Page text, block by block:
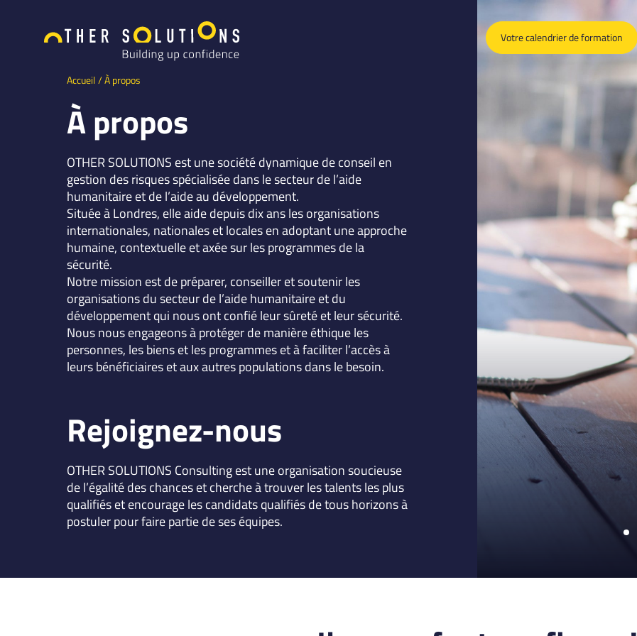
Votre calendrier de formation
Accueil À propos
À propos
OTHER SOLUTIONS est une société dynamique de conseil en
gestion des risques spécialisée dans le secteur de l’aide
humanitaire et de l’aide au développement.
Située à Londres, elle aide depuis dix ans les organisations
internationales, nationales et locales en adoptant une approche
humaine, contextuelle et axée sur les programmes de la
sécurité.
Notre mission est de préparer, conseiller et soutenir les
organisations du secteur de l’aide humanitaire et du
développement qui nous ont confié leur sûreté et leur sécurité.
Nous nous engageons à protéger de manière éthique les
personnes, les biens et les programmes et à faciliter l’accès à
leurs bénéficiaires et aux autres populations dans le besoin.
Rejoignez-nous
OTHER SOLUTIONS Consulting est une organisation soucieuse
de l’égalité des chances et cherche à trouver les talents les plus
qualifiés et encourage les candidats qualifiés de tous horizons à
postuler pour faire partie de ses équipes.